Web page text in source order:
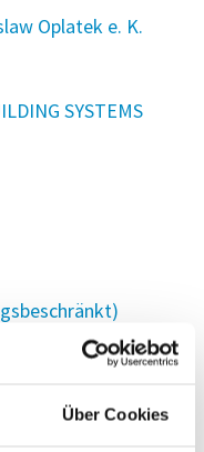
Über Cookies
Oplatek e. K.
SYSTEMS
UG